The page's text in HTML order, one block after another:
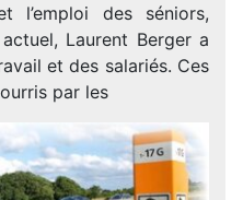
l’emploi des séniors,
Laurent Berger a
et des salariés. Ces
par les